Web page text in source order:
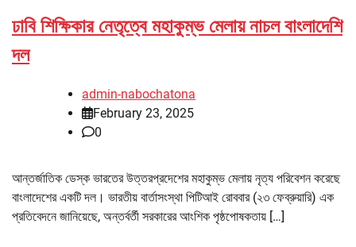
ঢাবি শিক্ষিকার নেতৃত্বে মহাকুম্ভ মেলায় নাচল বাংলাদেশি
দল
admin-nabochatona
February 23, 2025
0
আন্তর্জাতিক ডেস্ক ভারতের উত্তরপ্রদেশের মহাকুম্ভ মেলায় নৃত্য পরিবেশন করেছে
বাংলাদেশের একটি দল। ভারতীয় বার্তাসংস্থা পিটিআই রোববার (২৩ ফেব্রুয়ারি) এক
প্রতিবেদনে জানিয়েছে, অন্তর্বর্তী সরকারের আংশিক পৃষ্ঠপোষকতায় […]